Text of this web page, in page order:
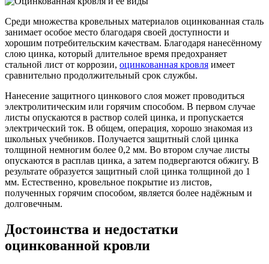
Среди множества кровельных материалов оцинкованная сталь
занимает особое место благодаря своей доступности и
хорошим потребительским качествам. Благодаря нанесённому
слою цинка, который длительное время предохраняет
стальной лист от коррозии, оцинкованная кровля имеет
сравнительно продолжительный срок службы.
Нанесение защитного цинкового слоя может проводиться
электролитическим или горячим способом. В первом случае
листы опускаются в раствор солей цинка, и пропускается
электрический ток. В общем, операция, хорошо знакомая из
школьных учебников. Получается защитный слой цинка
толщиной немногим более 0,2 мм. Во втором случае листы
опускаются в расплав цинка, а затем подвергаются обжигу. В
результате образуется защитный слой цинка толщиной до 1
мм. Естественно, кровельное покрытие из листов,
полученных горячим способом, является более надёжным и
долговечным.
Достоинства и недостатки
оцинкованной кровли